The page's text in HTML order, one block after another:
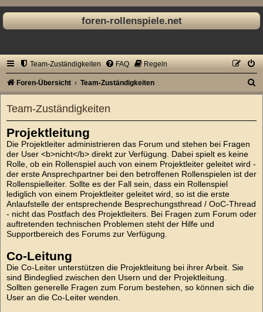
foren-rollenspiele.net
Team-Zuständigkeiten FAQ Regeln
Foren-Übersicht Team-Zuständigkeiten
Team-Zuständigkeiten
Projektleitung
Die Projektleiter administrieren das Forum und stehen bei Fragen
der User <b>nicht</b> direkt zur Verfügung. Dabei spielt es keine
Rolle, ob ein Rollenspiel auch von einem Projektleiter geleitet wird -
der erste Ansprechpartner bei den betroffenen Rollenspielen ist der
Rollenspielleiter. Sollte es der Fall sein, dass ein Rollenspiel
lediglich von einem Projektleiter geleitet wird, so ist die erste
Anlaufstelle der entsprechende Besprechungsthread / OoC-Thread
- nicht das Postfach des Projektleiters. Bei Fragen zum Forum oder
auftretenden technischen Problemen steht der Hilfe und
Supportbereich des Forums zur Verfügung.
Co-Leitung
Die Co-Leiter unterstützen die Projektleitung bei ihrer Arbeit. Sie
sind Bindeglied zwischen den Usern und der Projektleitung.
Sollten generelle Fragen zum Forum bestehen, so können sich die
User an die Co-Leiter wenden.